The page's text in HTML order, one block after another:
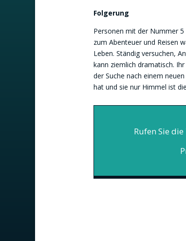
Folgerung
Personen mit der Nummer
zum Abenteuer und Reisen
Leben. Ständig versuchen,
kann ziemlich dramatisch.
der Suche nach einem
hat und sie nur Himmel ist
Rufen Sie